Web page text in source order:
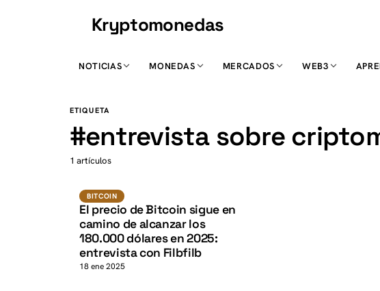
Kryptomonedas
NOTICIAS MONEDAS MERCADOS WEB3
ETIQUETA
#entrevista sobre
1 artículos
BITCOIN K
BITCOIN
El precio de Bitcoin sigue en
camino de alcanzar los
180.000 dólares en 2025:
entrevista con Filbfilb
18 ene 2025